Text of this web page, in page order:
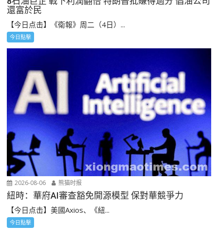
還富於民
【今日点击】《衛報》周二（4日）...
今日點擊
2026-08-06 熊猫时报
紐時：華府AI審查豁免開源模型 保對華競爭力
【今日点击】美國Axios、《紐...
今日點擊